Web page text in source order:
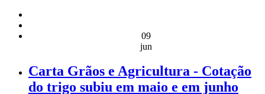
09
jun
Carta Grãos e Agricultura - Cotação
do trigo subiu em maio e em junho